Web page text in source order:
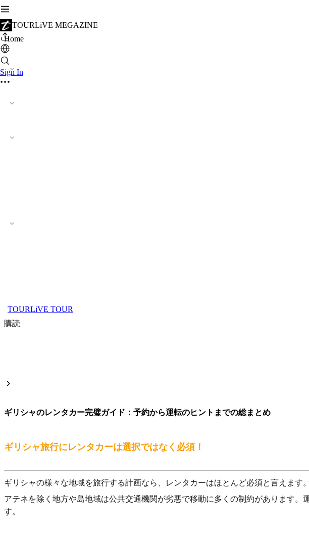
TOURLiVE MEGAZINE
Sign In
Home
TOURLiVE TOUR
購読
ギリシャのレンタカー完璧ガイド：予約から運転のヒントまでの総まとめ
ギリシャ旅行にレンタカーは選択ではなく必須！
ギリシャの様々な地域を旅行する計画なら、レンタカーはほとんど必須と言えます。
アテネを除く地方や島地域は公共交通機関が劣悪で移動に多くの制約があります
す。